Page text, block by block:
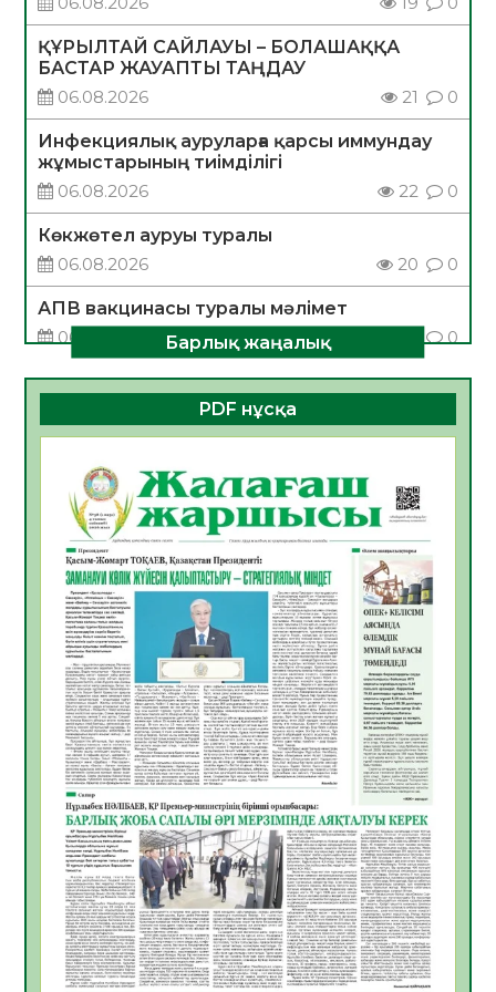
ҚҰРЫЛТАЙ САЙЛАУЫ – БОЛАШАҚҚА
БАСТАР ЖАУАПТЫ ТАҢДАУ
06.08.2026
21 0
Инфекциялық ауруларға қарсы иммундау
жұмыстарының тиімділігі
06.08.2026
22 0
Көкжөтел ауруы туралы
06.08.2026
20 0
АПВ вакцинасы туралы мәлімет
06.08.2026
0
Open Air: Қызылорда облысы полиция
департаменті 20 мыңнан астам
көрерменнің қауіпсіздігін қамтамасыз етті
ҚЫЗЫЛОРДАДА «САНАЛЫ ҰРПАҚ –
ЖАРҚЫН БОЛАШАҚ» АТТЫ КЕҢЕЙТІЛГЕН
МӘЖІЛІС ӨТТІ
05.08.2026
33
Қазақстан Орталық Азиядағы көшуге ең
қолайлы ел атанды
05.08.2026
34
Өрт қауіпсіздігі талаптарын сақтау – әр
азаматтың міндеті
05.08.2026
34
Руслан Рүстемұлы облыс әкімінің
кеңесшісі болып тағайындалды
05.08.2026
32
Цифрландыру саласын дамыту аясында
салынатын жаңа орталықтың жобасы
талқыланды
05.08.2026
31
Барлық жаңалық
PDF нұсқа